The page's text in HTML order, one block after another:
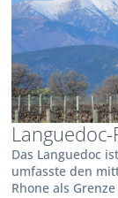
Das Languedoc
umfasste den
Rhone als